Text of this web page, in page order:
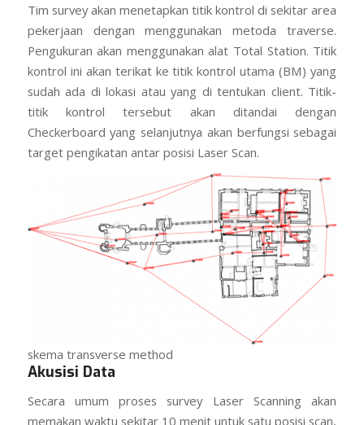
Tim survey akan menetapkan titik kontrol di sekitar area
pekerjaan dengan menggunakan metoda traverse.
Pengukuran akan menggunakan alat Total Station. Titik
kontrol ini akan terikat ke titik kontrol utama (BM) yang
sudah ada di lokasi atau yang di tentukan client. Titik-
titik kontrol tersebut akan ditandai dengan
Checkerboard yang selanjutnya akan berfungsi sebagai
target pengikatan antar posisi Laser Scan.
skema transverse method
Akusisi Data
Secara umum proses survey Laser Scanning akan
memakan waktu sekitar 10 menit untuk satu posisi scan,